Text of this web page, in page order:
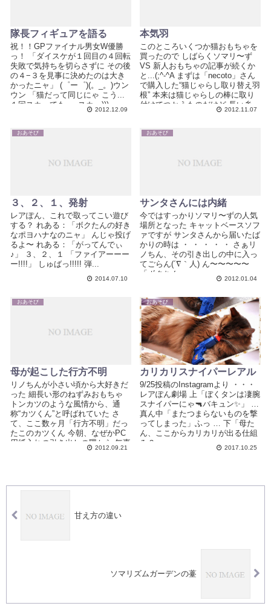
隊長フィギュアを語る
祝！！GPファイナル男女W優勝
っ！ 「ダイスケが１回目の４回転
失敗で気持ちを切らさずに その後
の４−３を見事に決めたのは大き
かったニャ」 (゜ー゜)(。_。)ウン
ウン 「猫だって同じにゃ こう...
１回スカっても..」スカっ)))...
2012.12.09
本気羽
このところいくつか猫おもちゃを
買ったので しばらくソマリ〜ず
VS 新人おもちゃの記事が続くか
と...(;^-^A まずは「necoto」さん
で購入した“猫じゃらし取り替え羽
根” 本来は猫じゃらしの棒に取り
付けてつかうものだけど 長い糸
2012.11.07
おあそび
３、２、１、発射
レアぽん、これで取ってこい遊び
する？ れある：「ボクたんの好き
なポヨハナなのニャ」 んじゃ投げ
るよ〜 れある：「がってんでぃ
♪」 ３、２、１ 「ファイアーーー
ー!!!!」 しゅばっ!!!!! 弾...
2014.07.10
おあそび
サンタさんには内緒
今ではすっかりソマリ〜ずの人気
場所となった キャットベースソフ
ァですが サンタさんから届いたば
かりの時は ・ ・ ・ ・ ・ さぁリ
ノちん、その引き出しの中に入っ
てごらん(´∇｀人) ん〜〜〜〜〜
「ボクちん...
2012.01.04
おあそび
母が起こした行方不明
リノちんが小さい頃から大好きだ
った 細長い形のねずみおもちゃ
トンカツのような風情から、通
称“カツくん”と呼ばれていた さ
て、ここ数ヶ月「行方不明」だっ
たこのカツくん 今朝、なぜかPC
用紙入れの引き出しの隅から 無事
に発見＆救助された ...
2012.09.21
おあそび
カリカリスナイパーレアル
9/25投稿のInstagramより ・・・
レアぽん劇場 上「ぼくタンは凄腕
スナイパーにゃ🔫バキュン✨」 …
真ん中「またつまらないものを撃
ってしまった」ふっ … 下「母た
ん、ここからカリカリが出る仕組
み？」...
2017.10.25
甘え方の違い
ソマリズムガーデンの薹